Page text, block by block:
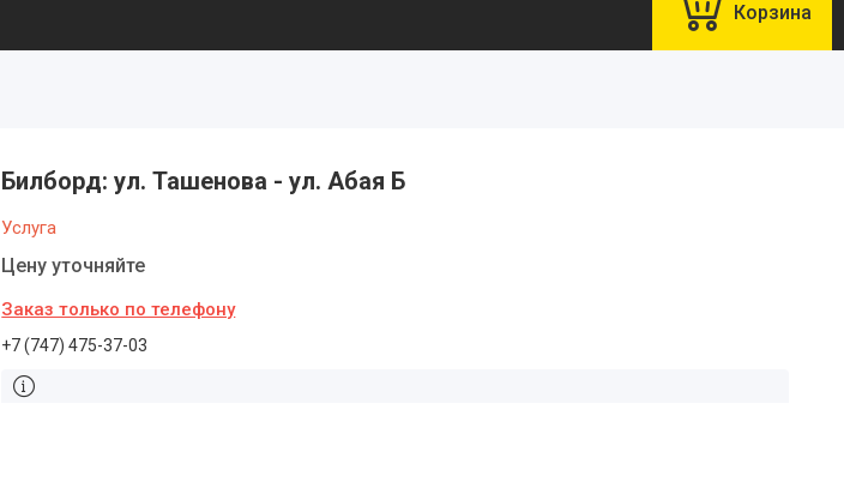
Корзина
Билборд: ул. Ташенова - ул. Абая Б
Услуга
Цену уточняйте
Заказ только по телефону
+7 (747) 475-37-03